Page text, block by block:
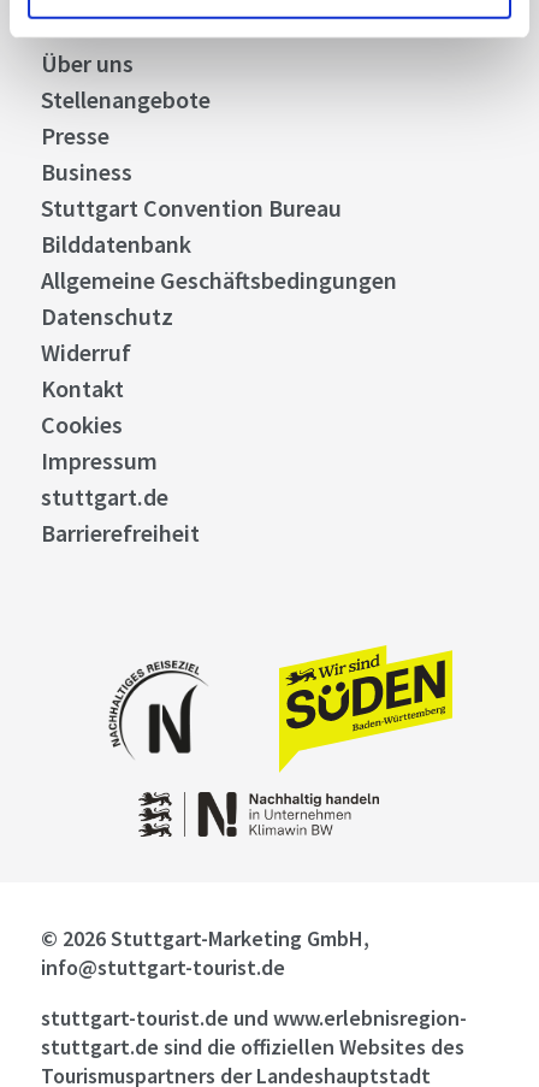
Über uns
Stellenangebote
Presse
Business
Stuttgart Convention Bureau
Bilddatenbank
Allgemeine Geschäftsbedingungen
Datenschutz
Widerruf
Kontakt
Cookies
Impressum
stuttgart.de
Barrierefreiheit
© 2026 Stuttgart-Marketing GmbH,
info@stuttgart-tourist.de
stuttgart-tourist.de und www.erlebnisregion-
stuttgart.de sind die offiziellen Websites des
Tourismuspartners der Landeshauptstadt